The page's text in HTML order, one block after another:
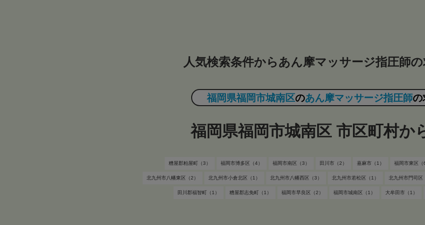
人気検索条件からあん摩マッサージ指圧師
福岡県福岡市城南区のあん摩マッサージ指圧師の
福岡県福岡市城南区 市区町村か
糟屋郡粕屋町（3） 福岡市博多区（4） 福岡市南区（3） 田川市（2） 嘉麻市（1） 福岡市東区（6
北九州市八幡東区（2） 北九州市小倉北区（1） 北九州市八幡西区（3） 北九州市若松区（1） 北九州市門司区
田川郡福智町（1） 糟屋郡志免町（1） 福岡市早良区（2） 福岡市城南区（1） 大牟田市（1）